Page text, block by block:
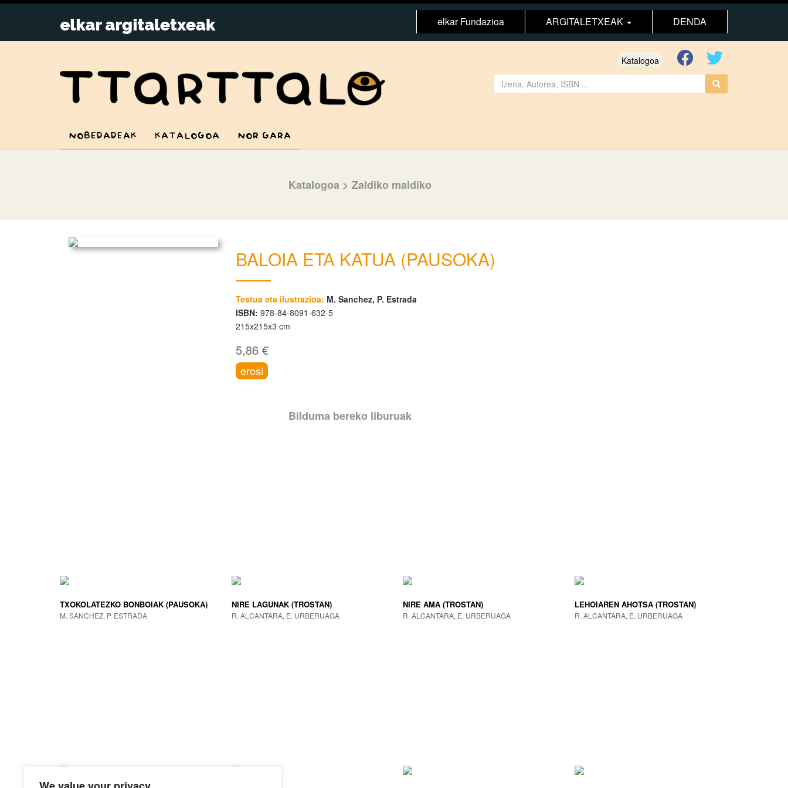
elkar Fundazioa ARGITALETXEAK DENDA
Katalogoa
NOBEDADEAK KATALOGOA NOR GARA
Katalogoa > Zaldiko maldiko
BALOIA ETA KATUA (PAUSOKA)
Testua eta ilustrazioa: M. Sanchez, P. Estrada
ISBN: 978-84-8091-632-5
215x215x3 cm
5,86 €
erosi
Bilduma bereko liburuak
TXOKOLATEZKO BONBOIAK (PAUSOKA)
M. SANCHEZ, P. ESTRADA
NIRE LAGUNAK (TROSTAN)
R. ALCANTARA, E. URBERUAGA
NIRE AMA (TROSTAN)
R. ALCANTARA, E. URBERUAGA
LEHOIAREN AHOTSA (TROSTAN)
R. ALCANTARA, E. URBERUAGA